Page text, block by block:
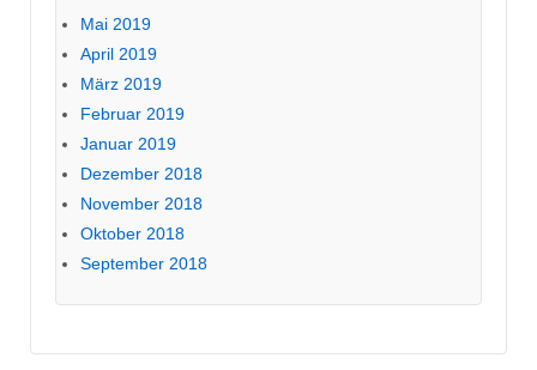
Mai 2019
April 2019
März 2019
Februar 2019
Januar 2019
Dezember 2018
November 2018
Oktober 2018
September 2018